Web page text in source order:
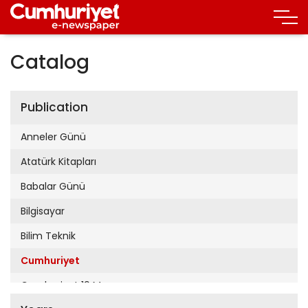
Catalog
Publication
Anneler Günü
Atatürk Kitapları
Babalar Günü
Bilgisayar
Bilim Teknik
Cumhuriyet
Cumhuriyet 19 Mayıs